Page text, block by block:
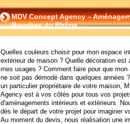
MDV Concept Agency –
Bouches du Rhône
Quelles couleurs choisir pour mon espace
extérieur de maison ? Quelle décoration est
mes usages ? Comment faire pour que mon
ne soit pas démodé dans quelques années
un particulier propriétaire de votre maison,
Agency est à vos côtés pour tous vos
d'aménagements intérieurs et extérieurs.
dès le départ de votre projet pour imaginer
Au moment du devis, nous réalisation une